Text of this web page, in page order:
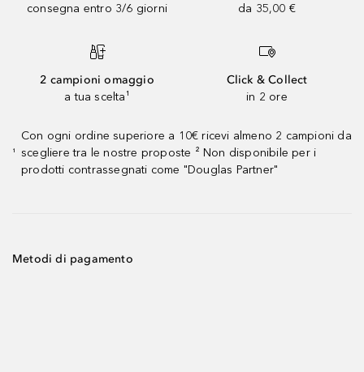
consegna entro 3/6 giorni
da 35,00 €
2 campioni omaggio
a tua scelta¹
Click & Collect
in 2 ore
¹
Con ogni ordine superiore a 10€ ricevi almeno 2 campioni da
scegliere tra le nostre proposte ² Non disponibile per i
prodotti contrassegnati come "Douglas Partner"
Metodi di pagamento